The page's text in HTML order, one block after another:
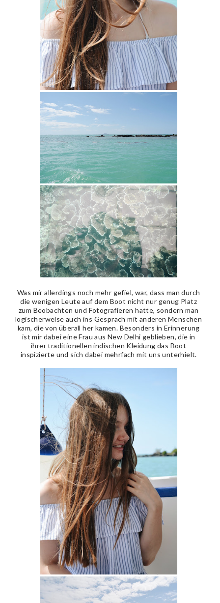
Was mir allerdings noch mehr gefiel, war, dass man durch
die wenigen Leute auf dem Boot nicht nur genug Platz
zum Beobachten und Fotografieren hatte, sondern man
logischerweise auch ins Gespräch mit anderen Menschen
kam, die von überall her kamen. Besonders in Erinnerung
ist mir dabei eine Frau aus New Delhi geblieben, die in
ihrer traditionellen indischen Kleidung das Boot
inspizierte und sich dabei mehrfach mit uns unterhielt.